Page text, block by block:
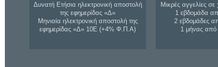
Δυνατή Ετήσια ηλεκτρονική αποστολή
της εφημερίδας «Δ»
Μηνιαία ηλεκτρονική αποστολή της
εφημερίδας «Δ» 10Ε (+4% Φ.Π.Α)
Μικρές αγγελίες σε
1 εβδομάδα
2 εβδομάδες
1 μήνας